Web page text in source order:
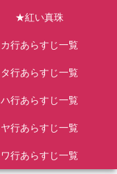
★紅い真珠
カ行あらすじ一覧
タ行あらすじ一覧
ハ行あらすじ一覧
ヤ行あらすじ一覧
ワ行あらすじ一覧